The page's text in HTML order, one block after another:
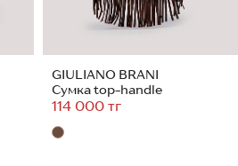
GIULIANO BRANI
Сумка top-handle
114 000 тг